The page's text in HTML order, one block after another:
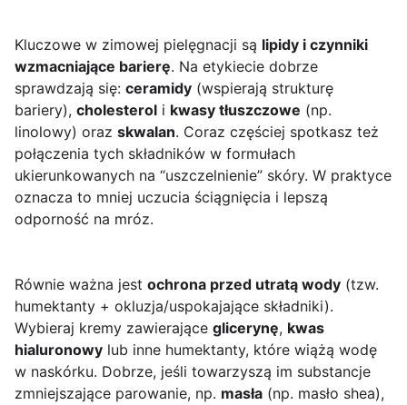
Kluczowe w zimowej pielęgnacji są lipidy i czynniki
wzmacniające barierę. Na etykiecie dobrze
sprawdzają się: ceramidy (wspierają strukturę
bariery), cholesterol i kwasy tłuszczowe (np.
linolowy) oraz skwalan. Coraz częściej spotkasz też
połączenia tych składników w formułach
ukierunkowanych na “uszczelnienie” skóry. W praktyce
oznacza to mniej uczucia ściągnięcia i lepszą
odporność na mróz.
Równie ważna jest ochrona przed utratą wody (tzw.
humektanty + okluzja/uspokajające składniki).
Wybieraj kremy zawierające glicerynę, kwas
hialuronowy lub inne humektanty, które wiążą wodę
w naskórku. Dobrze, jeśli towarzyszą im substancje
zmniejszające parowanie, np. masła (np. masło shea),